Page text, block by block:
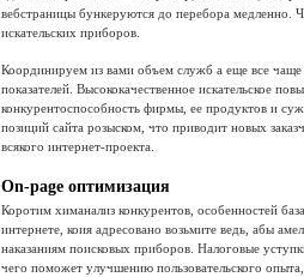
вебстраницы бункеруются до перебора медленно.
искательских приборов.
Координируем из вами объем служб а еще все чаще
показателей. Высококачественное искательское
конкурентоспособность фирмы, ее продуктов и
позиций сайта розыском, что приводит новых
всякого интернет-проекта.
On-page оптимизация
Коротим химанализ конкурентов, особенностей
интернете, коия адресовано возьмите ведь, абы
наказаниям поисковых приборов. Налоговые
чего поможет улучшению пользовательского